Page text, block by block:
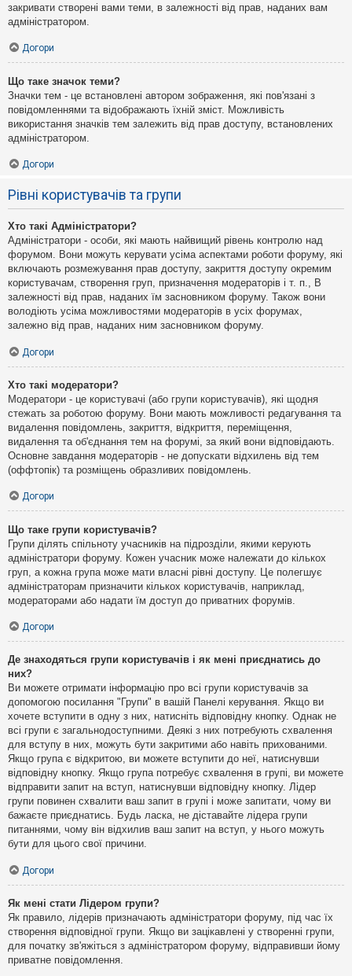
закривати створені вами теми, в залежності від прав, наданих вам
адміністратором.
Догори
Що таке значок теми?
Значки тем - це встановлені автором зображення, які пов'язані з
повідомленнями та відображають їхній зміст. Можливість
використання значків тем залежить від прав доступу, встановлених
адміністратором.
Догори
Рівні користувачів та групи
Хто такі Адміністратори?
Адміністратори - особи, які мають найвищий рівень контролю над
форумом. Вони можуть керувати усіма аспектами роботи форуму, які
включають розмежування прав доступу, закриття доступу окремим
користувачам, створення груп, призначення модераторів і т. п., В
залежності від прав, наданих їм засновником форуму. Також вони
володіють усіма можливостями модераторів в усіх форумах,
залежно від прав, наданих ним засновником форуму.
Догори
Хто такі модератори?
Модератори - це користувачі (або групи користувачів), які щодня
стежать за роботою форуму. Вони мають можливості редагування та
видалення повідомлень, закриття, відкриття, переміщення,
видалення та об'єднання тем на форумі, за який вони відповідають.
Основне завдання модераторів - не допускати відхилень від тем
(оффтопік) та розміщень образливих повідомлень.
Догори
Що таке групи користувачів?
Групи ділять спільноту учасників на підрозділи, якими керують
адміністратори форуму. Кожен учасник може належати до кількох
груп, а кожна група може мати власні рівні доступу. Це полегшує
адміністраторам призначити кількох користувачів, наприклад,
модераторами або надати їм доступ до приватних форумів.
Догори
Де знаходяться групи користувачів і як мені приєднатись до
них?
Ви можете отримати інформацію про всі групи користувачів за
допомогою посилання "Групи" в вашій Панелі керування. Якщо ви
хочете вступити в одну з них, натисніть відповідну кнопку. Однак не
всі групи є загальнодоступними. Деякі з них потребують схвалення
для вступу в них, можуть бути закритими або навіть прихованими.
Якщо група є відкритою, ви можете вступити до неї, натиснувши
відповідну кнопку. Якщо група потребує схвалення в групі, ви можете
відправити запит на вступ, натиснувши відповідну кнопку. Лідер
групи повинен схвалити ваш запит в групі і може запитати, чому ви
бажаєте приєднатись. Будь ласка, не діставайте лідера групи
питаннями, чому він відхилив ваш запит на вступ, у нього можуть
бути для цього свої причини.
Догори
Як мені стати Лідером групи?
Як правило, лідерів призначають адміністратори форуму, під час їх
створення відповідної групи. Якщо ви зацікавлені у створенні групи,
для початку зв'яжіться з адміністратором форуму, відправивши йому
приватне повідомлення.